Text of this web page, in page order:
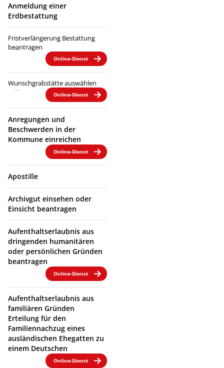
Anmeldung einer
Erdbestattung
Fristverlängerung Bestattung
beantragen
Online-Dienst
Wunschgrabstätte auswählen
Online-Dienst
Anregungen und
Beschwerden in der
Kommune einreichen
Online-Dienst
Apostille
Archivgut einsehen oder
Einsicht beantragen
Aufenthaltserlaubnis aus
dringenden humanitären
oder persönlichen Gründen
beantragen
Online-Dienst
Aufenthaltserlaubnis aus
familiären Gründen
Erteilung für den
Familiennachzug eines
ausländischen Ehegatten zu
einem Deutschen
Online-Dienst